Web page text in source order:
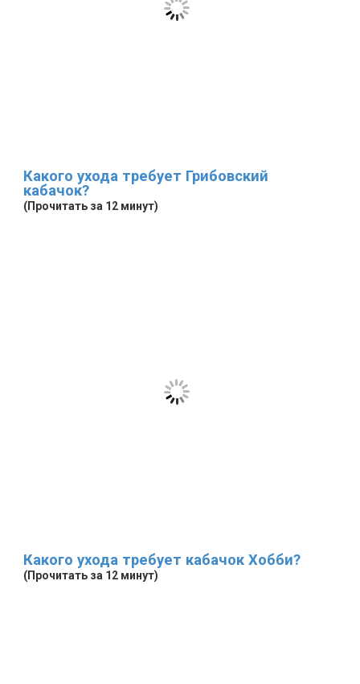
Какого ухода требует Грибовский
кабачок?
(Прочитать за 12 минут)
Какого ухода требует кабачок Хобби?
(Прочитать за 12 минут)